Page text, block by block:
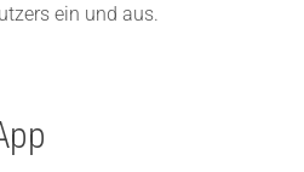
ein und aus.